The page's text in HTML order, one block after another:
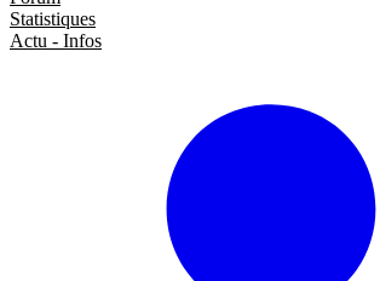
Statistiques
Actu - Infos